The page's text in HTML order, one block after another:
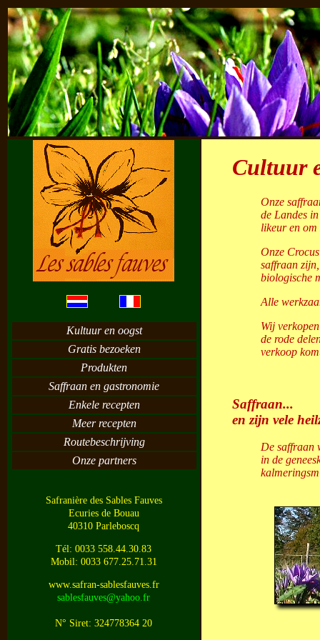
Kultuur en oogst
Gratis bezoeken
Produkten
Saffraan en gastronomie
Enkele recepten
Meer recepten
Routebeschrijving
Onze partners
Safranière des Sables Fauves
Ecuries de Bouau
40310 Parleboscq
Tél: 0033 558.44.30.83
Mobil: 0033 677.25.71.31
www.safran-sablesfauves.fr
sablesfauves@yahoo.fr
N° Siret: 324778364 20
Cultuur
Onze
de Landes
likeur en
Onze
saffraan
biologische
Alle
Wij
de rode
verkoop
Saffraan...
en zijn vele
De saffraan
in de